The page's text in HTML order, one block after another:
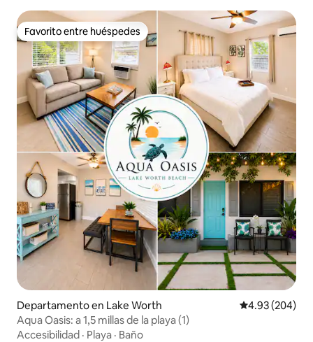
Favorito entre huéspedes
Favorito entre huéspedes
Departamento en Lake Worth Calificación
4.93 (204)
Aqua Oasis: a 1,5 millas de la playa (1)
Accesibilidad · Playa · Baño